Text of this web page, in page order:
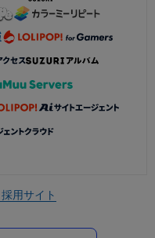
採用サイト